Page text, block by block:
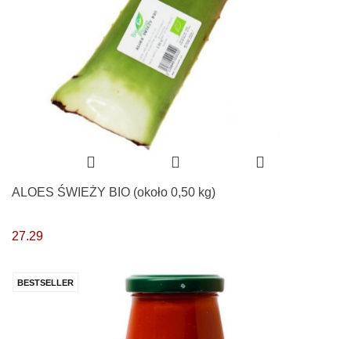
ALOES ŚWIEŻY BIO (około 0,50 kg)
27.29
BESTSELLER